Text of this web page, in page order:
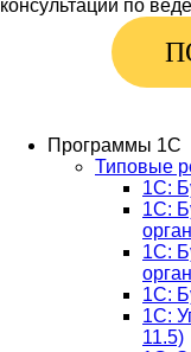
консультации по
Программы 1С
Типовые
1C:
1С:
1С:
1C:
1C:
11.5)